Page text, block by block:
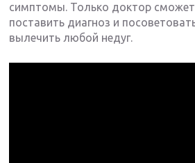
симптомы. Только доктор
поставить диагноз и
вылечить любой недуг.